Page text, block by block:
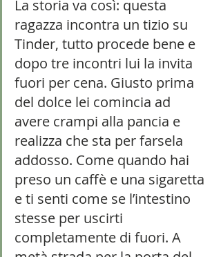
La storia va così: questa
ragazza incontra un tizio su
Tinder, tutto procede bene e
dopo tre incontri lui la invita
fuori per cena. Giusto prima
del dolce lei comincia ad
avere crampi alla pancia e
realizza che sta per farsela
addosso. Come quando hai
preso un caffè e una sigaretta
e ti senti come se l’intestino
stesse per uscirti
completamente di fuori. A